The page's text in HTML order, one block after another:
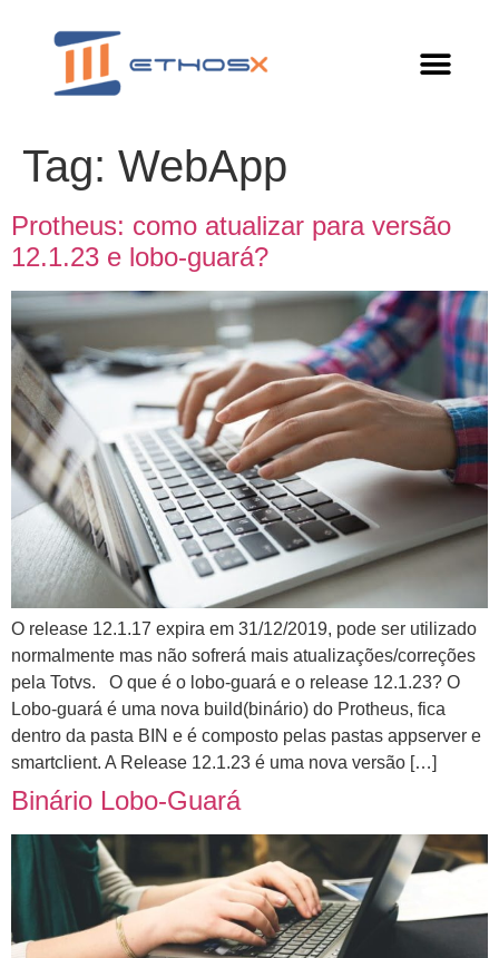
Tag: WebApp
Protheus: como atualizar para versão
12.1.23 e lobo-guará?
O release 12.1.17 expira em 31/12/2019, pode ser utilizado
normalmente mas não sofrerá mais atualizações/correções
pela Totvs. O que é o lobo-guará e o release 12.1.23? O
Lobo-guará é uma nova build(binário) do Protheus, fica
dentro da pasta BIN e é composto pelas pastas appserver e
smartclient. A Release 12.1.23 é uma nova versão […]
Binário Lobo-Guará